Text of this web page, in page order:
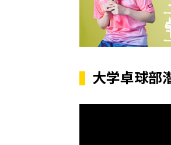
大学卓球部